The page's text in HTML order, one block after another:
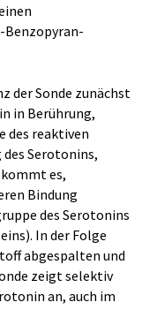
der Sonde zunächst
in Berührung,
des reaktiven
Serotonins,
es,
Bindung
des Serotonins
In der Folge
abgespalten und
zeigt selektiv
an, auch im